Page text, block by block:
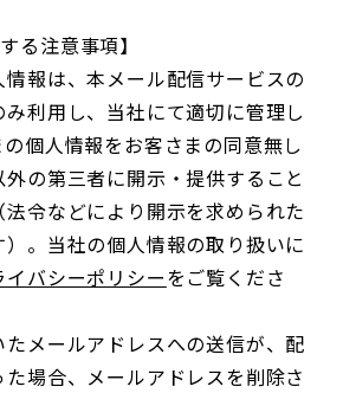
る注意事項】
報は、本メール配信サービスの
利用し、当社にて適切に管理し
の個人情報をお客さまの同意無し
の第三者に開示・提供すること
令などにより開示を求められた
。当社の個人情報の取り扱いに
イバシーポリシーをご覧くださ
たメールアドレスへの送信が、配
場合、メールアドレスを削除さ